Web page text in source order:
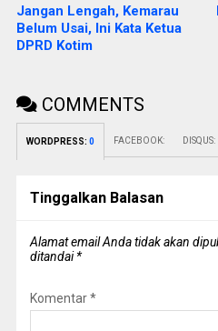
Jangan Lengah, Kemarau
Belum Usai, Ini Kata Ketua
DPRD Kotim
COMMENTS
WORDPRESS: 0 FACEBOOK: DISQUS:
Tinggalkan Balasan
Alamat email Anda tidak akan
ditandai*
Komentar*